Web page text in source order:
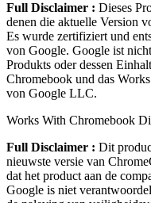
Full Disclaimer : Dieses
denen die aktuelle Version
Es wurde zertifiziert und
von Google. Google ist
Produkts oder dessen
Chromebook und das
von Google LLC.
Works With Chromebook
Full Disclaimer : Dit
nieuwste versie van
dat het product aan de
Google is niet